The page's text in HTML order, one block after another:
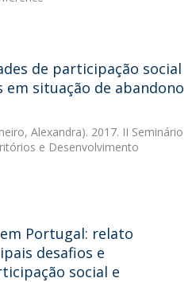
de participação social
em situação de abandono
Alexandra). 2017. II Seminário
e Desenvolvimento
Portugal: relato
desafios e
social e